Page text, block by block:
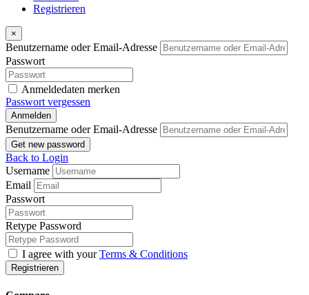
Registrieren
×
Benutzername oder Email-Adresse
Passwort
Anmeldedaten merken
Passwort vergessen
Anmelden
Benutzername oder Email-Adresse
Get new password
Back to Login
Username
Email
Passwort
Retype Password
I agree with yourTerms & Conditions
Registrieren